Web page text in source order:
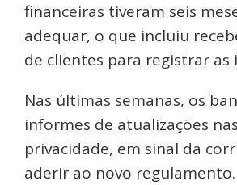
financeiras tiveram seis
adequar, o que incluiu
de clientes para registrar as
Nas últimas semanas, os
informes de atualizações
privacidade, em sinal da
aderir ao novo regulamento.